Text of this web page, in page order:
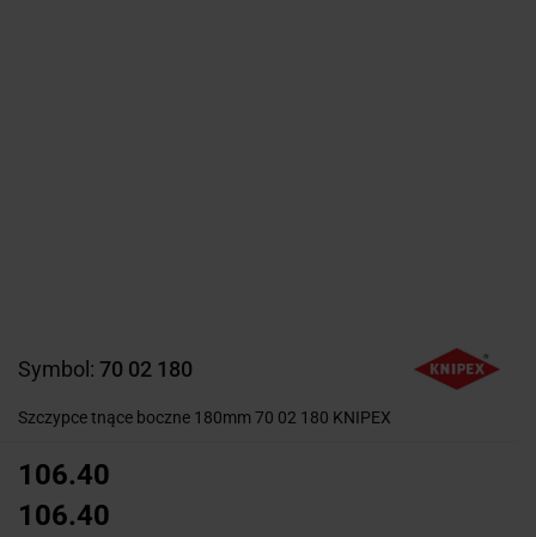
Symbol: 70 02 180
Szczypce tnące boczne 180mm 70 02 180 KNIPEX
106.40
106.40